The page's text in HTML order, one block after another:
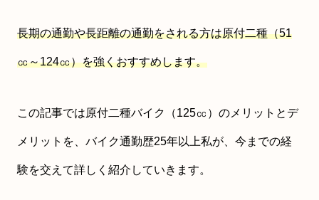
長期の通勤や長距離の通勤をされる方は原付二種（51
㏄～124㏄）を強くおすすめします。
この記事では原付二種バイク（125㏄）のメリットとデ
メリットを、バイク通勤歴25年以上私が、今までの経
験を交えて詳しく紹介していきます。